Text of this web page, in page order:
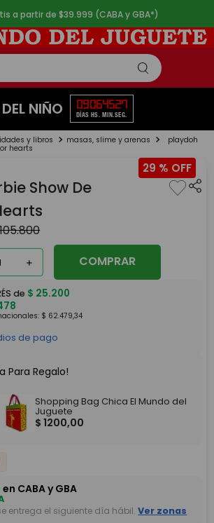
a partir de $39.999 (CABA y GBA*)
NIÑO 09
DÍAS
06
HS.
45
MIN.
26
SEG.
y libros masas, slime y arenas playdoh
hearts
29 %
Show De
105.800
＋ COMPRAR
de $ 25.200
$ 62.479,34
de pago
Para Regalo!
Shopping Bag Chica El Mundo del
Juguete
$ 1200,00
en CABA y GBA
entrega el siguiente día hábil. Ver zonas